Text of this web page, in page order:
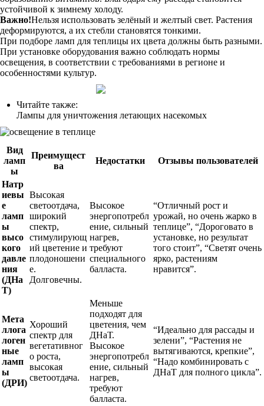
устойчивой к зимнему холоду.
Важно!Нельзя использовать зелёный и желтый свет. Растения
деформируются, а их стебли становятся тонкими.
При подборе ламп для теплицы их цвета должны быть разными.
При установке оборудования важно соблюдать нормы
освещения, в соответствии с требованиями в регионе и
особенностями культур.
Читайте также:
Лампы для уничтожения летающих насекомых
Вид
ламп
ы
Преимущест
ва
Недостатки Отзывы пользователей
Натр
иевы
е
ламп
ы
высо
кого
давле
ния
(ДНа
Т)
Высокая
светоотдача,
широкий
спектр,
стимулирующ
ий цветение и
плодоношени
е.
Долговечны.
Высокое
энергопотребл
ение, сильный
нагрев,
требуют
специального
балласта.
“Отличный рост и
урожай, но очень жарко в
теплице”, “Дороговато в
установке, но результат
того стоит”, “Светят очень
ярко, растениям
нравится”.
Мета
ллога
логен
ные
ламп
ы
(ДРИ)
Хороший
спектр для
вегетативног
о роста,
высокая
светоотдача.
Меньше
подходят для
цветения, чем
ДНаТ.
Высокое
энергопотребл
ение, сильный
нагрев,
требуют
балласта.
“Идеально для рассады и
зелени”, “Растения не
вытягиваются, крепкие”,
“Надо комбинировать с
ДНаТ для полного цикла”.